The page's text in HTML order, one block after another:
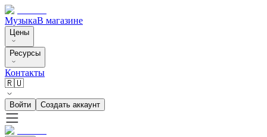
МузыкаВ магазине
Цены
Ресурсы
Контакты
🇷🇺
Войти Создать аккаунт